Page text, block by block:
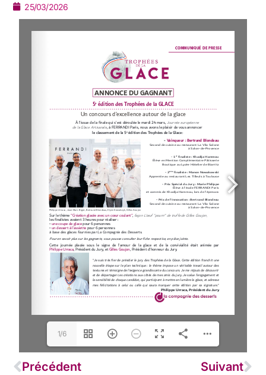
25/03/2026
1/6
Précédent Suivant